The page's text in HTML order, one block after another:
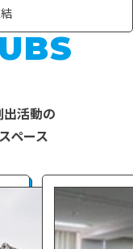
活動の
ペース